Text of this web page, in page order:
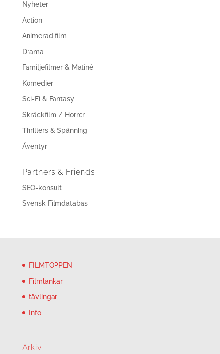
Nyheter
Action
Animerad film
Drama
Familjefilmer & Matiné
Komedier
Sci-Fi & Fantasy
Skräckfilm / Horror
Thrillers & Spänning
Äventyr
Partners & Friends
SEO-konsult
Svensk Filmdatabas
FILMTOPPEN
Filmlänkar
tävlingar
Info
Arkiv